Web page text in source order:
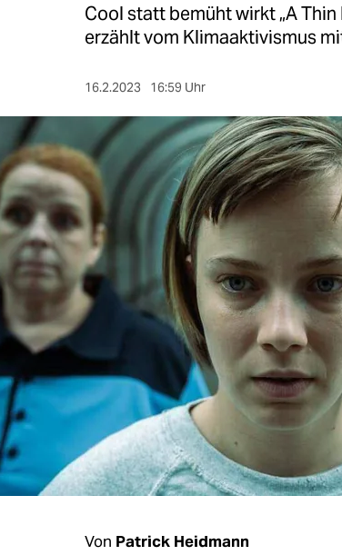
Cool statt bemüht wirkt „A
erzählt vom Klimaaktivismus
16.2.2023 16:59 Uhr
Von Patrick Heidmann